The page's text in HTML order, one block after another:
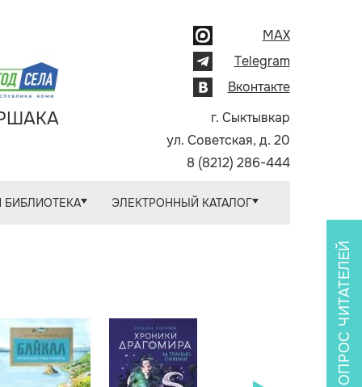
MAX
Telegram
Вконтакте
г. Сыктывкар
ул. Советская, д. 20
8 (8212) 286-444
БИБЛИОТЕКА ЭЛЕКТРОННЫЙ КАТАЛОГ
ОПРОС ЧИТАТЕЛЕЙ